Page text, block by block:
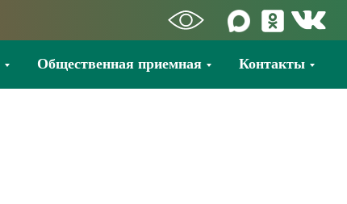
Общественная приемная Контакты